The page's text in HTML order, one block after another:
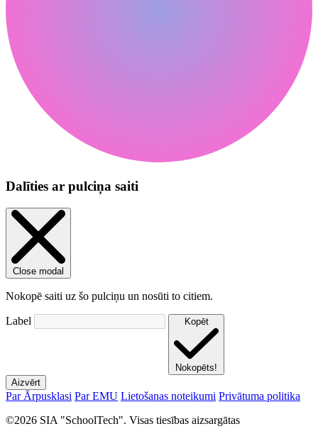
Dalīties ar pulciņa saiti
Close modal
Nokopē saiti uz šo pulciņu un nosūti to citiem.
Label Kopēt
Nokopēts!
Aizvērt
Par Ārpusklasi Par EMU Lietošanas noteikumi Privātuma politika
©2026 SIA "SchoolTech". Visas tiesības aizsargātas